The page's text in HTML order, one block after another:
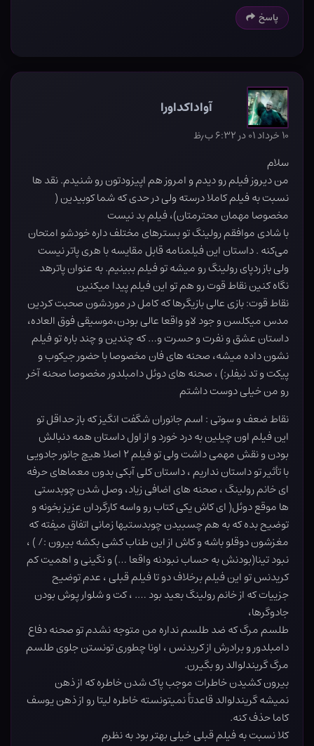
پاسخ
آواداکداورا
۱۰ خرداد ۰۱ در ۶:۳۲ ب٫ظ
سلام
من دیروز فیلم رو دیدم و امروز هم اپیزودتون رو شنیدم. نقد ها
نسبت به فیلم کاملا درسته ولی در حدی که شما کوبیدین (
مخصوصا مهمان محترمتان)، فیلم بد نیست
با شادی موافقم رولینگ تو بسترهای مختلف داره خودشو امتحان
می‌کنه . داستان این فیلمنامه قابل مقایسه با هری پاتر نیست
ولی باز ردپای رولینگ رو میشه تو فیلم ببینیم. به عنوان پاترهد
نگاه کنین نقاط قوت رو هم تو این فیلم پیدا میکنین
نقاط قوت: بازی عالی بازیگرها که کامل در موردشون صحبت کردین
مدس میکلسن و جود لاو واقعا عالی بودن،موسیقی فوق العاده،
داستان عشق و نفرت و حسرت و… که چندین و چند باره تو فیلم
نشون داده میشه، صحنه های فان مخصوصا با حضور جیکوب و
پیکت و تد نیفلر:) ، صحنه های دوئل دامبلدور مخصوصا صحنه آخر
رو من خیلی دوست داشتم
نقاط ضعف و سوتی : اسم جانوران شگفت انگیز که باز حداقل تو
این فیلم اون چیلین به درد خورد و از اول داستان همه دنبالش
بودن و نقش مهمی داشت ولی تو فیلم ۲ اصلا هیچ جانور جادویی
با تأثیر تو داستان نداریم ، داستان کلی آبکی بدون معماهای حرفه
ای خانم رولینگ ، صحنه های اضافی زیاد، وصل شدن چوبدستی
ها موقع دوئل( ای کاش یکی کتاب رو واسه کارگردان عزیز بخونه و
توضیح بده که به هم چسبیدن چوبدستیها زمانی اتفاق میفته که
مغزشون دوقلو باشه و کاش از این طناب کشی بکشه بیرون :/ ) ،
نبود تینا(بودنش به حساب نبودنه واقعا …) و نگینی و اهمیت کم
کریدنس تو این فیلم برخلاف دو تا فیلم قبلی ، عدم توضیح
جزییات که از خانم رولینگ بعید بود …. ، کت و شلوار پوش بودن
جادوگرها،
طلسم مرگ که ضد طلسم نداره من متوجه نشدم تو صحنه دفاع
دامبلدور و برادرش از کریدنس ، اونا چطوری تونستن جلوی طلسم
مرگ گریندلوالد رو بگیرن.
بیرون کشیدن خاطرات موجب پاک شدن خاطره که از ذهن
نمیشه گریندلوالد قاعدتاً نمیتونسته خاطره لیتا رو از ذهن یوسف
کاما حذف کنه.
کلا نسبت به فیلم قبلی خیلی بهتر بود به نظرم